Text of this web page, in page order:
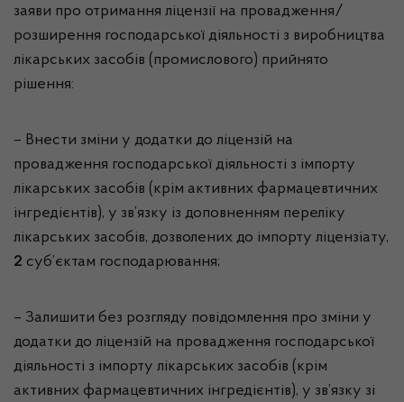
заяви про отримання ліцензії на провадження/
розширення господарської діяльності з виробництва
лікарських засобів (промислового) прийнято
рішення:
– Внести зміни у додатки до ліцензій на
провадження господарської діяльності з імпорту
лікарських засобів (крім активних фармацевтичних
інгредієнтів), у зв’язку із доповненням переліку
лікарських засобів, дозволених до імпорту ліцензіату,
2 суб’єктам господарювання;
– Залишити без розгляду повідомлення про зміни у
додатки до ліцензій на провадження господарської
діяльності з імпорту лікарських засобів (крім
активних фармацевтичних інгредієнтів), у зв’язку зі